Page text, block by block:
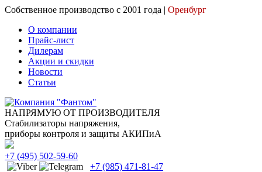
Собственное производство с 2001 года | Оренбург
О компании
Прайс-лист
Дилерам
Акции и скидки
Новости
Статьи
НАПРЯМУЮ ОТ ПРОИЗВОДИТЕЛЯ
Стабилизаторы напряжения,
приборы контроля и защиты АКИПиА
+7 (495) 502-59-60
+7 (985) 471-81-47